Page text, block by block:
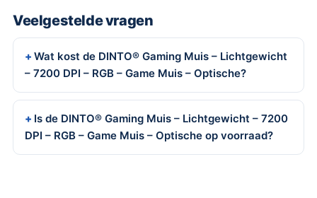
Veelgestelde vragen
Wat kost de DINTO® Gaming Muis – Lichtgewicht
– 7200 DPI – RGB – Game Muis – Optische?
Is de DINTO® Gaming Muis – Lichtgewicht – 7200
DPI – RGB – Game Muis – Optische op voorraad?